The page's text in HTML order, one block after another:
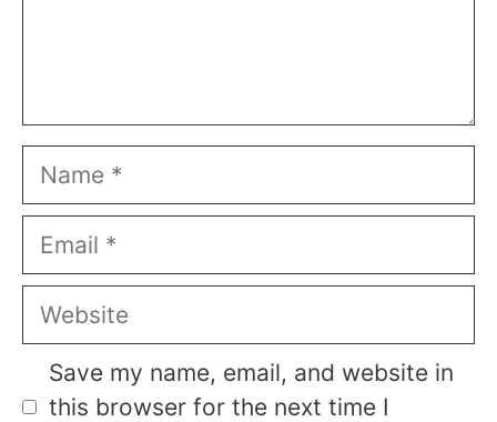
Name
Email
Website
Save my name, email, and website in
this browser for the next time I